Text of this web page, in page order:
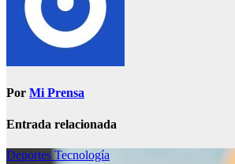
Por Mi Prensa
Entrada relacionada
Deportes Tecnología